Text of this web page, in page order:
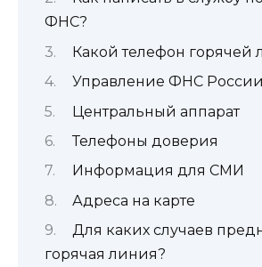
ФНС?
Какой телефон
Управление ФНС
Центральный аппарат
Телефоны доверия
Информация для СМИ
Адреса на карте
Для каких случаев
горячая линия?